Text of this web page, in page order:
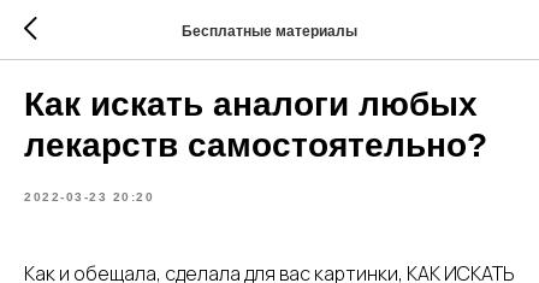
Бесплатные материалы
Как искать аналоги любых
лекарств самостоятельно?
2022-03-23 20:20
Как и обещала, сделала для вас картинки, КАК ИСКАТЬ